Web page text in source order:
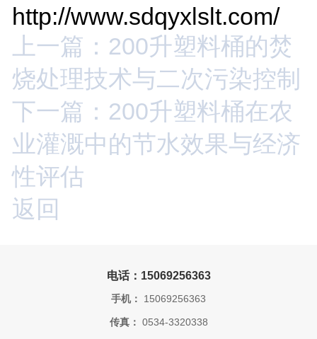
http://www.sdqyxlslt.com/
上一篇：200升塑料桶的焚
烧处理技术与二次污染控制
下一篇：200升塑料桶在农
业灌溉中的节水效果与经济
性评估
返回
电话：15069256363
手机： 15069256363
传真： 0534-3320338